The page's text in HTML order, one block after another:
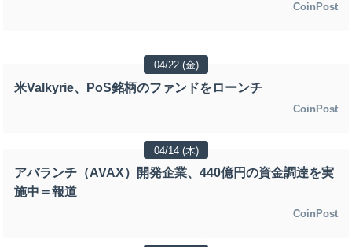
CoinPost
04/22 (金)
米Valkyrie、PoS銘柄のファンドをローンチ
CoinPost
04/14 (木)
アバランチ（AVAX）開発企業、440億円の資金調達を実
施中＝報道
CoinPost